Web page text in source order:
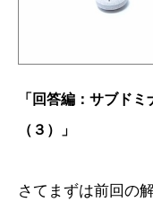
「回答編：サブド
（３）」
さてまずは前回の